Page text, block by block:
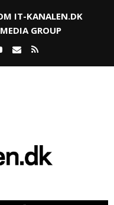
IT-KANALEN.DK
GROUP